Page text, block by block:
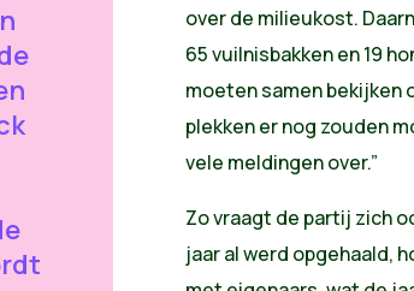
over de milieukost.
65 vuilnisbakken en 19
moeten samen bekijken
plekken er nog zouden
vele meldingen over.”
Zo vraagt de partij zich
jaar al werd opgehaald,